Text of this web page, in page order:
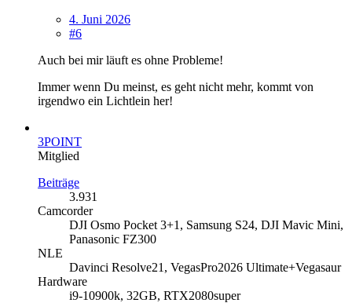
4. Juni 2026
#6
Auch bei mir läuft es ohne Probleme!
Immer wenn Du meinst, es geht nicht mehr, kommt von
irgendwo ein Lichtlein her!
3POINT
Mitglied
Beiträge
3.931
Camcorder
DJI Osmo Pocket 3+1, Samsung S24, DJI Mavic Mini,
Panasonic FZ300
NLE
Davinci Resolve21, VegasPro2026 Ultimate+Vegasaur
Hardware
i9-10900k, 32GB, RTX2080super